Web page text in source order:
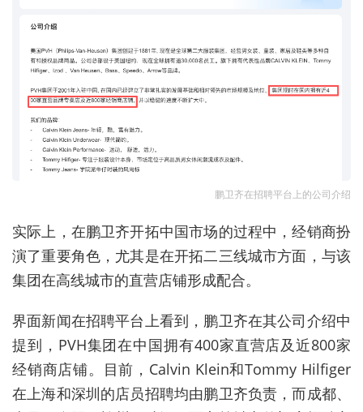
鹏卫齐在招聘平台上的公司介绍
实际上，在鹏卫齐开拓中国市场的过程中，经销商扮
演了重要角色，尤其是在开拓二三线城市方面，与该
集团在高线城市的直营店铺形成配合。
界面新闻在招聘平台上看到，鹏卫齐在其公司介绍中
提到，PVH集团在中国拥有400家直营店及近800家
经销商店铺。目前，Calvin Klein和Tommy Hilfiger
在上海和深圳的店员招聘均由鹏卫齐负责，而成都、